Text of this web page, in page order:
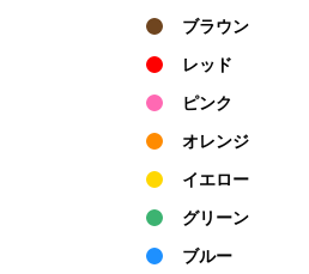
ブラウン
レッド
ピンク
オレンジ
イエロー
グリーン
ブルー